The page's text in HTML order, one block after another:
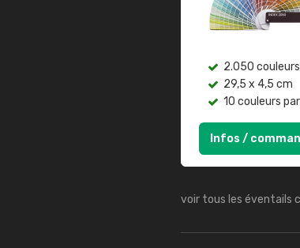
2.050 couleurs
29,5 x 4,5 cm
10 couleurs
Infos /
voir tous les éventails